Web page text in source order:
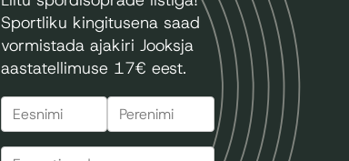
Sportliku kingitusena saad
vormistada ajakiri Jooksja
aastatellimuse 17€ eest.